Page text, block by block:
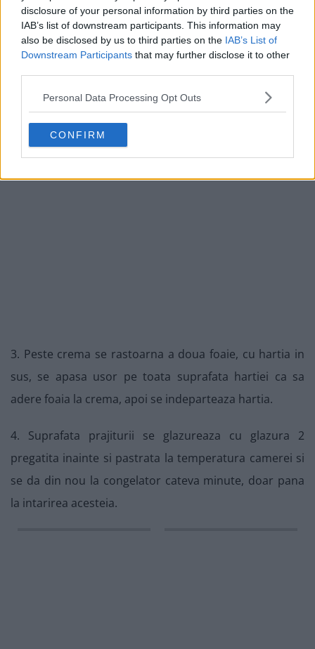
disclosure of your personal information by third parties on the
IAB’s list of downstream participants. This information may
also be disclosed by us to third parties on the IAB’s List of
Downstream Participants that may further disclose it to other
Personal Data Processing Opt Outs
CONFIRM
din toate ingredientele specificate. Se scoate prajitura
cu glazura intarita din congelator si deasupra se pune,
lingura cu lingura, restul de crema, niveland foarte bine
suprafata.
3. Peste crema se rastoarna a doua foaie, cu hartia in
sus, se apasa usor pe toata suprafata hartiei ca sa
adere foaia la crema, apoi se indeparteaza hartia.
4. Suprafata prajiturii se glazureaza cu glazura 2
pregatita inainte si pastrata la temperatura camerei si
se da din nou la congelator cateva minute, doar pana
la intarirea acesteia.